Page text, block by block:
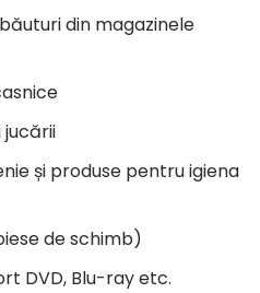
din magazinele
și produse pentru igiena
de schimb)
DVD, Blu-ray etc.